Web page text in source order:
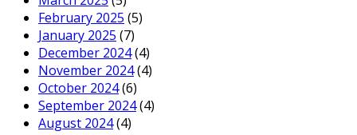
February 2025 (5)
January 2025 (7)
December 2024(4)
November 2024(4)
October 2024(6)
September 2024(4)
August 2024(4)